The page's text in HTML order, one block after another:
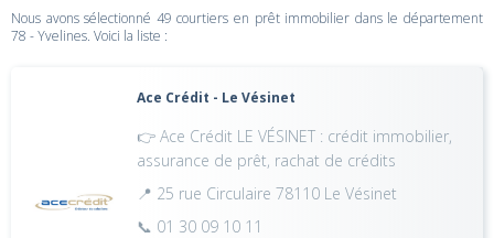
Nous avons sélectionné 49 courtiers en prêt immobilier dans le département
78 - Yvelines. Voici la liste :
Ace Crédit - Le Vésinet
👉 Ace Crédit LE VÉSINET : crédit immobilier,
assurance de prêt, rachat de crédits
📍 25 rue Circulaire 78110 Le Vésinet
📞 01 30 09 10 11